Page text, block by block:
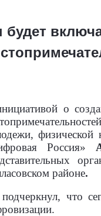
будет
о
физической
Россия»
районе.
что